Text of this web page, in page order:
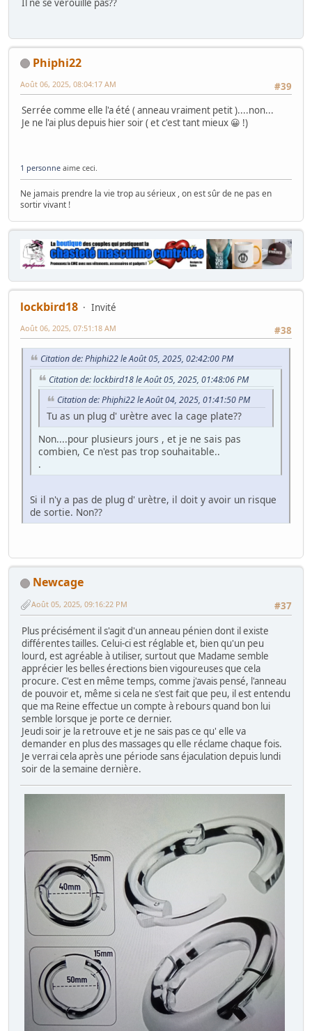
Il ne se vérouille pas??
Phiphi22
#39
Août 06, 2025, 08:04:17 AM
Serrée comme elle l'a été ( anneau vraiment petit )....non...
Je ne l'ai plus depuis hier soir ( et c'est tant mieux 😀 !)
1 personne aime ceci.
Ne jamais prendre la vie trop au sérieux , on est sûr de ne pas en
sortir vivant !
lockbird18
Invité
#38
Août 06, 2025, 07:51:18 AM
Citation de: Phiphi22 le Août 05, 2025, 02:42:00 PM
Citation de: lockbird18 le Août 05, 2025, 01:48:06 PM
Citation de: Phiphi22 le Août 04, 2025, 01:41:50 PM
Tu as un plug d' urètre avec la cage plate??
Non....pour plusieurs jours , et je ne sais pas
combien, Ce n'est pas trop souhaitable..
.
Si il n'y a pas de plug d' urètre, il doit y avoir un risque
de sortie. Non??
Newcage
#37
Août 05, 2025, 09:16:22 PM
Plus précisément il s'agit d'un anneau pénien dont il existe
différentes tailles. Celui-ci est réglable et, bien qu'un peu
lourd, est agréable à utiliser, surtout que Madame semble
apprécier les belles érections bien vigoureuses que cela
procure. C'est en même temps, comme j'avais pensé, l'anneau
de pouvoir et, même si cela ne s'est fait que peu, il est entendu
que ma Reine effectue un compte à rebours quand bon lui
semble lorsque je porte ce dernier.
Jeudi soir je la retrouve et je ne sais pas ce qu' elle va
demander en plus des massages qu elle réclame chaque fois.
Je verrai cela après une période sans éjaculation depuis lundi
soir de la semaine dernière.